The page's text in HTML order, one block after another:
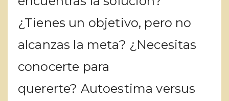
¿Tienes un objetivo, pero no
alcanzas la meta? ¿Necesitas
conocerte para
quererte? Autoestima versus